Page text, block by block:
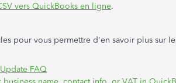
vers QuickBooks en ligne.
pour vous permettre d'en savoir plus sur
FAQ